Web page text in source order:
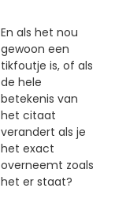
En als het nou
gewoon een
tikfoutje is, of als
de hele
betekenis van
het citaat
verandert als je
het exact
overneemt zoals
het er staat?